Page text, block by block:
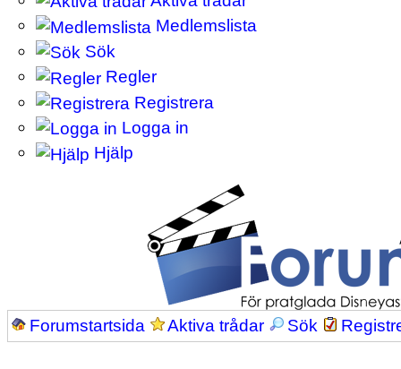
Medlemslista
Sök
Regler
Registrera
Logga in
Hjälp
Forumstartsida Aktiva trådar Sök